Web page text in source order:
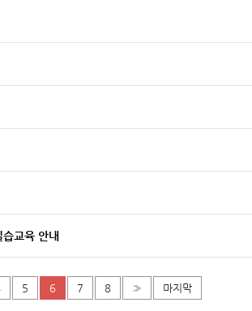
교육 안내
5 6 7 8 » 마지막